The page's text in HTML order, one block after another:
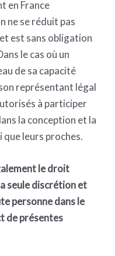
en France
ne se réduit pas
est sans obligation
le cas où un
de sa capacité
représentant légal
à participer
la conception et la
que leurs proches.
le droit
seule discrétion et
personne dans le
de présentes